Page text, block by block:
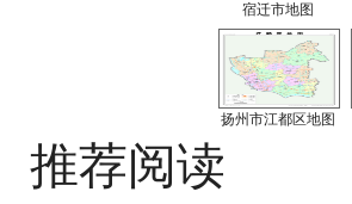
宿迁市地图
扬州市江都区地图
推荐阅读